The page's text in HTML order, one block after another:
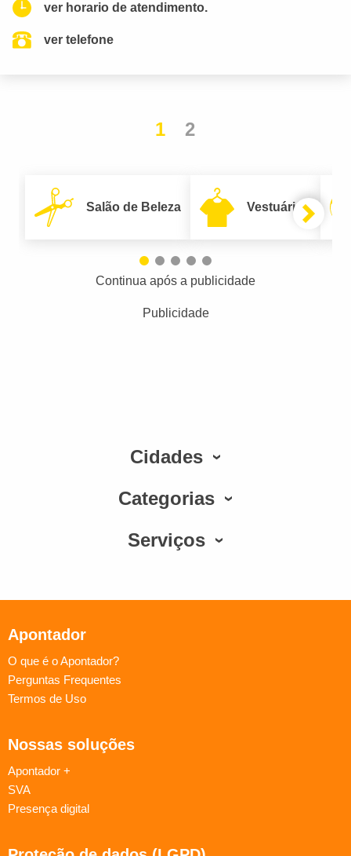
ver horario de atendimento.
ver telefone
1 2
Salão de Beleza Vestuário
Continua após a publicidade
Publicidade
Cidades
Categorias
Serviços
Apontador
O que é o Apontador?
Perguntas Frequentes
Termos de Uso
Nossas soluções
Apontador +
SVA
Presença digital